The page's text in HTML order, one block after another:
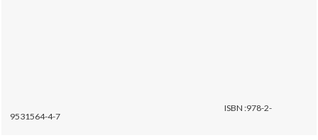
ISBN :978-2-
9531564-4-7